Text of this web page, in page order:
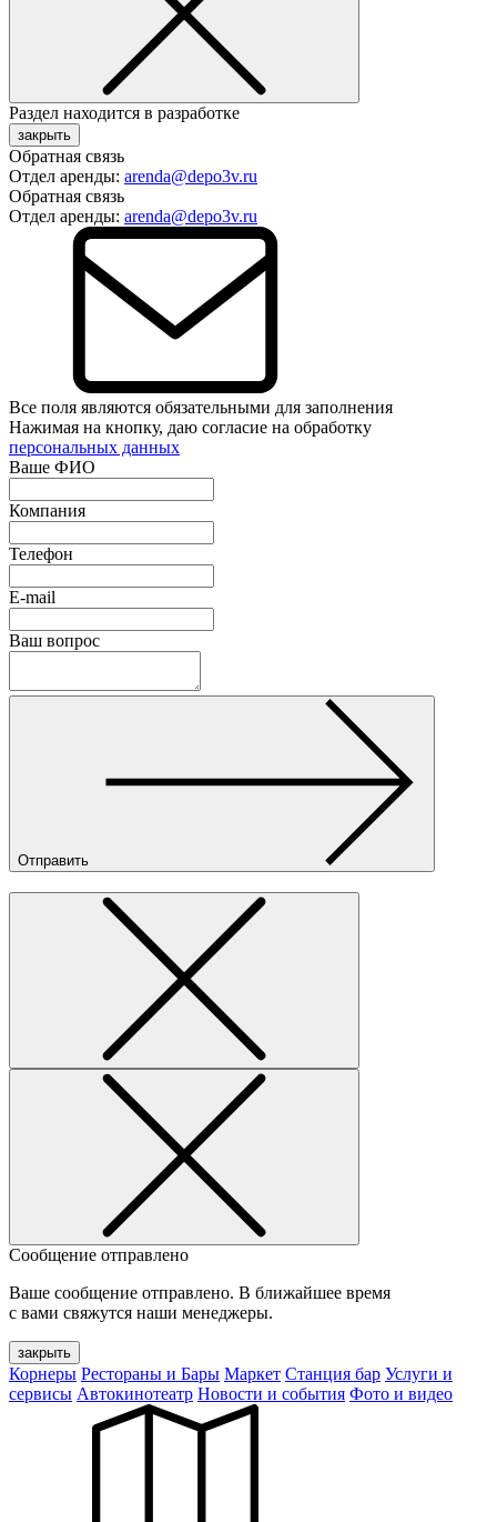
Раздел находится в разработке
закрыть
Обратная связь
Отдел аренды: arenda@depo3v.ru
Обратная связь
Отдел аренды: arenda@depo3v.ru
Все поля являются обязательными для заполнения
Нажимая на кнопку, даю согласие на обработку
персональных данных
Ваше ФИО
Компания
Телефон
E-mail
Ваш вопрос
Отправить
Сообщение отправлено
Ваше сообщение отправлено. В ближайшее время
с вами свяжутся наши менеджеры.
закрыть
Корнеры Рестораны и Бары Маркет Станция бар Услуги и
сервисы Автокинотеатр Новости и события Фото и видео